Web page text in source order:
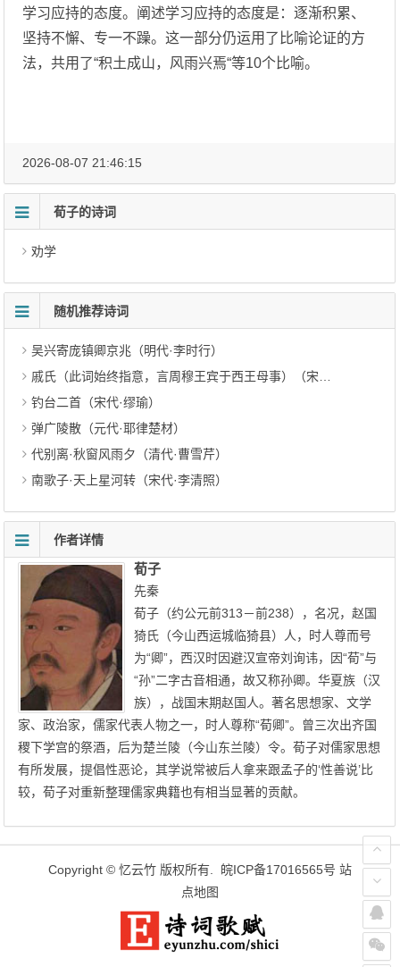
学习应持的态度。阐述学习应持的态度是：逐渐积累、
坚持不懈、专一不躁。这一部分仍运用了比喻论证的方
法，共用了“积土成山，风雨兴焉“等10个比喻。
2026-08-07 21:46:15
荀子的诗词
劝学
随机推荐诗词
吴兴寄庞镇卿京兆（明代·李时行）
戚氏（此词始终指意，言周穆王宾于西王母事）（宋代·苏轼）
钓台二首（宋代·缪瑜）
弹广陵散（元代·耶律楚材）
代别离·秋窗风雨夕（清代·曹雪芹）
南歌子·天上星河转（宋代·李清照）
作者详情
荀子
先秦
荀子（约公元前313－前238），名况，赵国
猗氏（今山西运城临猗县）人，时人尊而号
为“卿”，西汉时因避汉宣帝刘询讳，因“荀”与
“孙”二字古音相通，故又称孙卿。华夏族（汉
族），战国末期赵国人。著名思想家、文学
家、政治家，儒家代表人物之一，时人尊称“荀卿”。曾三次出齐国
稷下学宫的祭酒，后为楚兰陵（今山东兰陵）令。荀子对儒家思想
有所发展，提倡性恶论，其学说常被后人拿来跟孟子的‘性善说’比
较，荀子对重新整理儒家典籍也有相当显著的贡献。
Copyright © 忆云竹 版权所有. 皖ICP备17016565号 站
点地图